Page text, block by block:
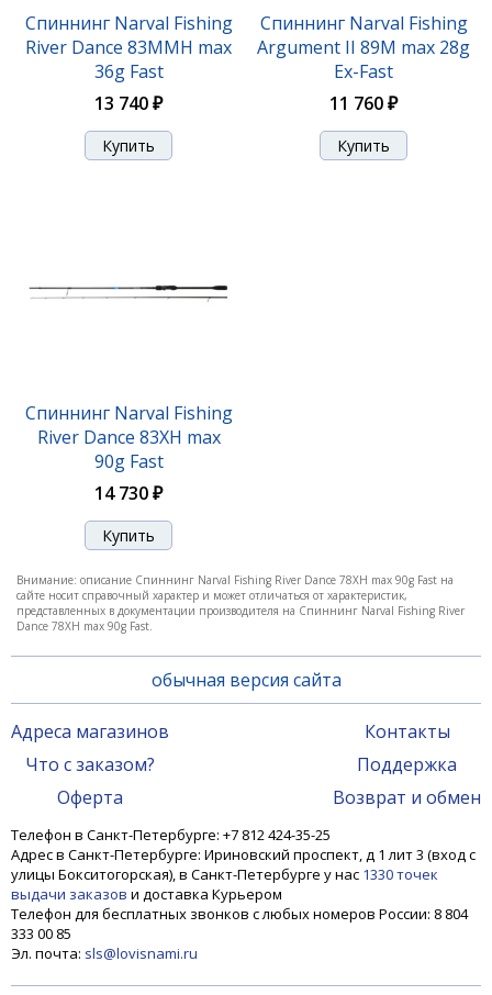
Спиннинг Narval Fishing River Dance 83HH max 72g
Спиннинг Narval Fishing River Dance 83MMH max
Спиннинг Narval Fishing River Dance 83XH max 90g
Fast
14 730 ₽
Спиннинг Narval Fishing
River Dance 83MMH max
36g Fast
13 740 ₽
Спиннинг Narval Fishing
Argument II 89M max 28g
Ex-Fast
11 760 ₽
Спиннинг Narval Fishing
River Dance 83XH max
90g Fast
14 730 ₽
Внимание: описание Спиннинг Narval Fishing River Dance 78XH max 90g Fast на
сайте носит справочный характер и может отличаться от характеристик,
представленных в документации производителя на Спиннинг Narval Fishing River
Dance 78XH max 90g Fast.
обычная версия сайта
Адреса магазинов
Что с заказом?
Оферта
Контакты
Поддержка
Возврат и обмен
Телефон в Санкт-Петербурге: +7 812 424-35-25
Адрес в Санкт-Петербурге: Ириновский проспект, д 1 лит 3 (вход с
улицы Бокситогорская), в Санкт-Петербурге у нас 1330 точек
выдачи заказов и доставка Курьером
Телефон для бесплатных звонков с любых номеров России: 8 804
333 00 85
Эл. почта: sls@lovisnami.ru